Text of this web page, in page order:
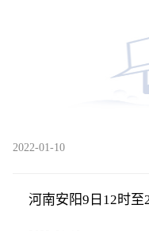
2022-01-10
河南安阳9日12时至